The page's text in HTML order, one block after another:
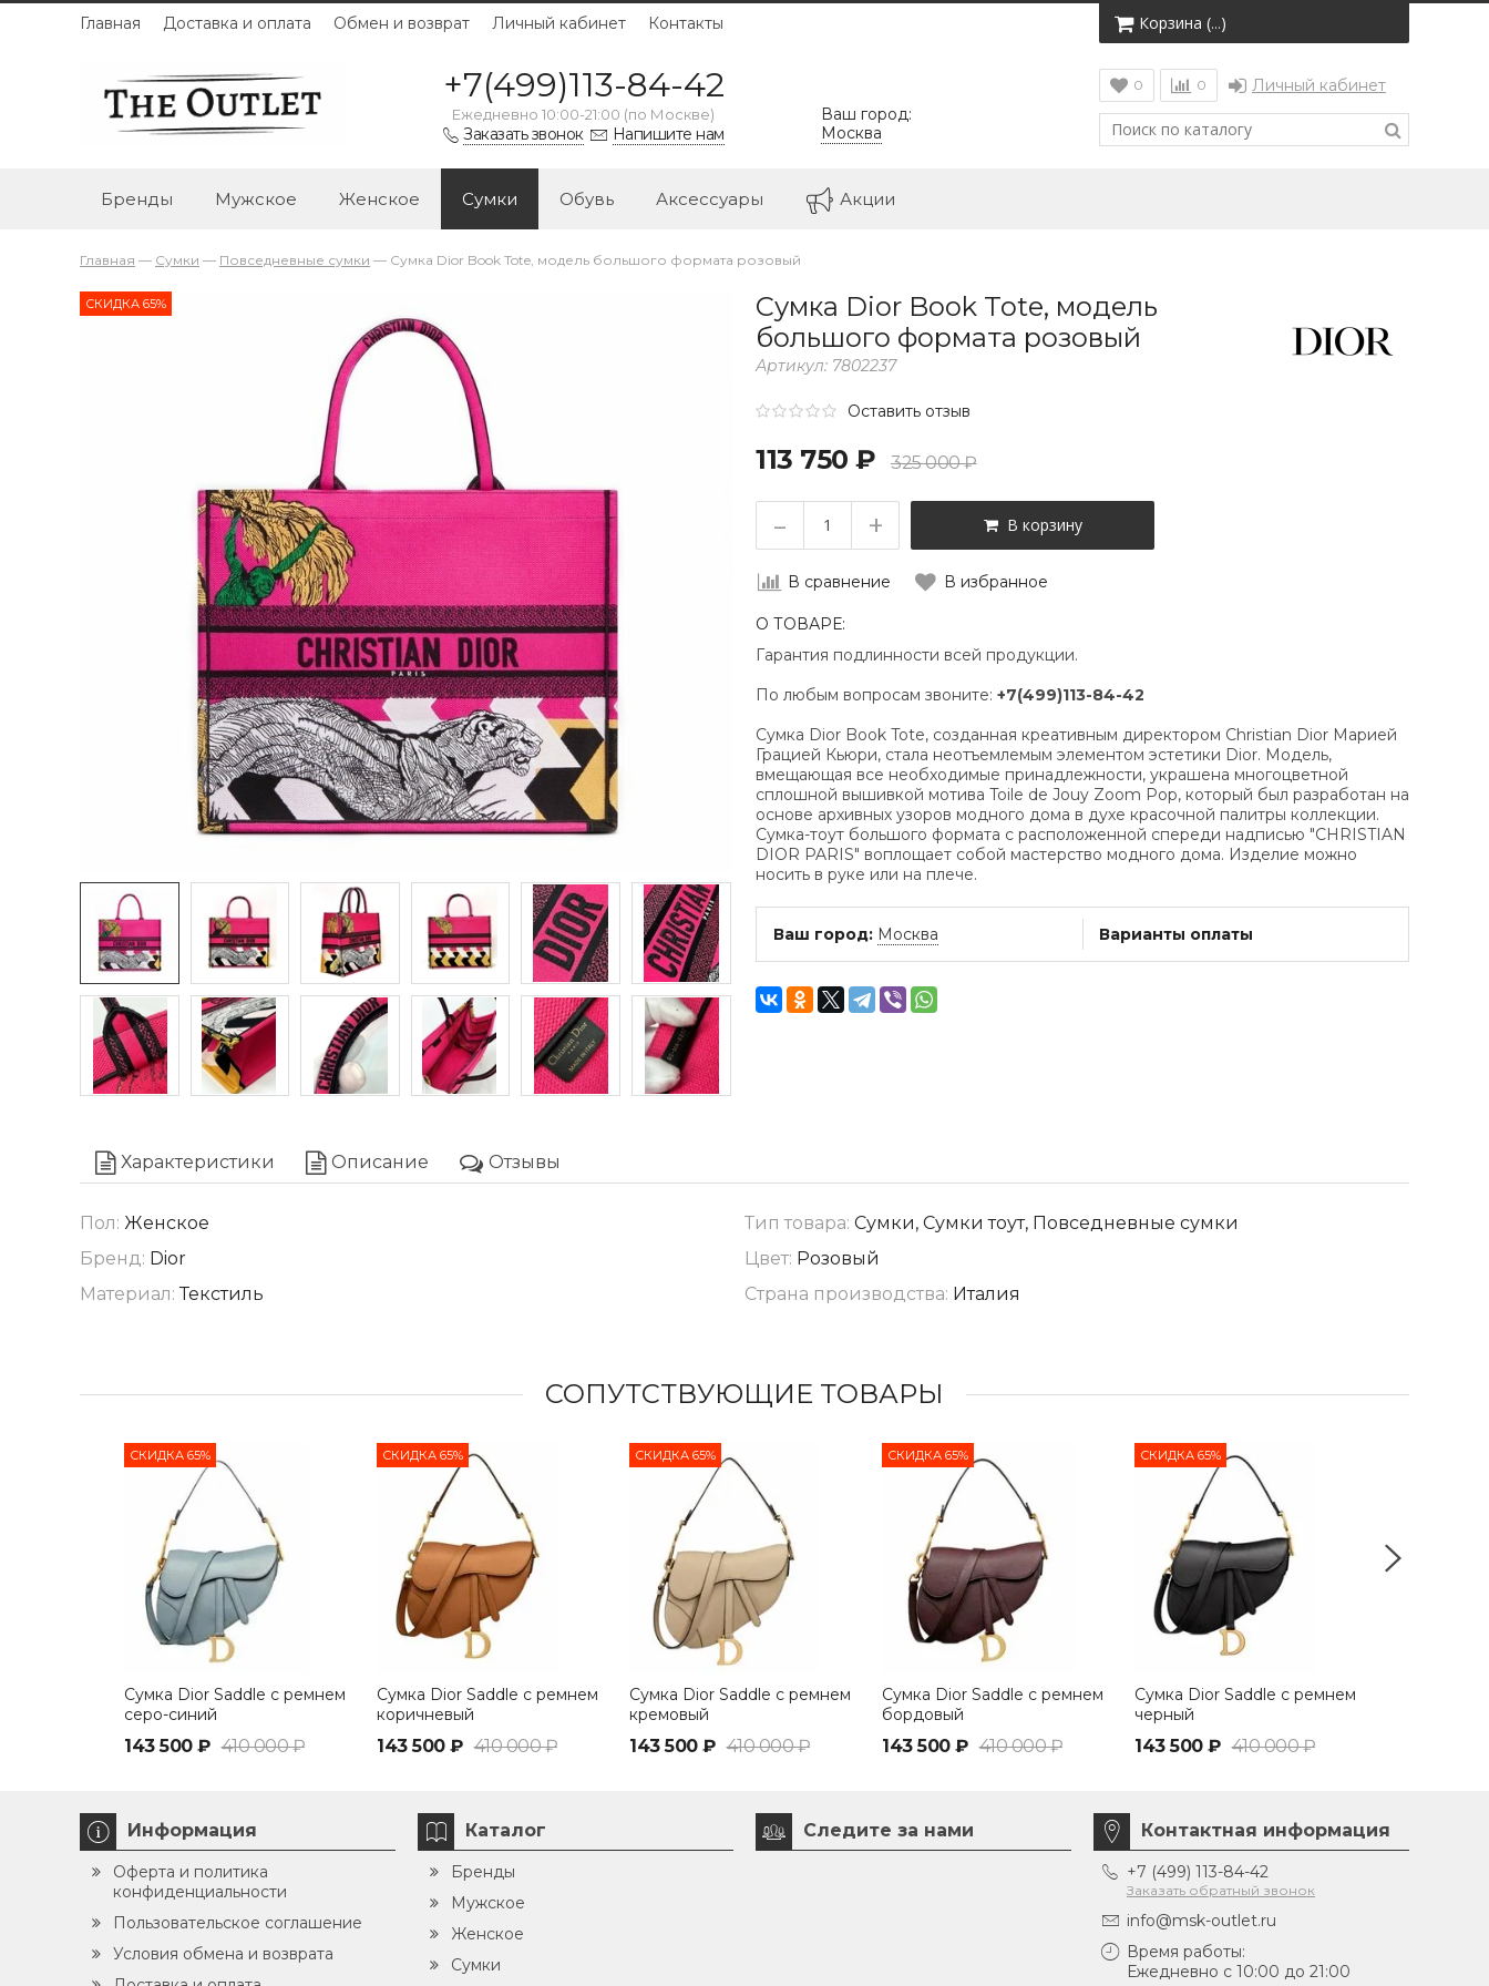
Главная Доставка и оплата Обмен и возврат Личный кабинет Контакты Корзина (…)
+7(499)113-84-42
Ежедневно 10:00-21:00 (по Москве)
Заказать звонок Напишите нам
Ваш город:
Москва
0 0 Личный кабинет
Бренды Мужское Женское Сумки Обувь Аксессуары Акции
Главная — Сумки — Повседневные сумки — Сумка Dior Book Tote, модель большого формата розовый
СКИДКА 65%
Сумка Dior Book Tote, модель
большого формата розовый
Артикул: 7802237
Оставить отзыв
113 750 ₽ 325 000 ₽
– + В корзину
В сравнение В избранное
О ТОВАРЕ:
Гарантия подлинности всей продукции.
По любым вопросам звоните: +7(499)113-84-42
Сумка Dior Book Tote, созданная креативным директором Christian Dior Марией
Грацией Кьюри, стала неотъемлемым элементом эстетики Dior. Модель,
вмещающая все необходимые принадлежности, украшена многоцветной
сплошной вышивкой мотива Toile de Jouy Zoom Pop, который был разработан на
основе архивных узоров модного дома в духе красочной палитры коллекции.
Сумка-тоут большого формата с расположенной спереди надписью "CHRISTIAN
DIOR PARIS" воплощает собой мастерство модного дома. Изделие можно
носить в руке или на плече.
Ваш город: Москва Варианты оплаты
Характеристики Описание Отзывы
Пол: Женское Тип товара: Сумки, Сумки тоут, Повседневные сумки
Бренд: Dior Цвет: Розовый
Материал: Текстиль Страна производства: Италия
СОПУТСТВУЮЩИЕ ТОВАРЫ
СКИДКА 65%
Сумка Dior Saddle с ремнем
серо-синий
143 500 ₽ 410 000 ₽
СКИДКА 65%
Сумка Dior Saddle с ремнем
коричневый
143 500 ₽ 410 000 ₽
СКИДКА 65%
Сумка Dior Saddle с ремнем
кремовый
143 500 ₽ 410 000 ₽
СКИДКА 65%
Сумка Dior Saddle с ремнем
бордовый
143 500 ₽ 410 000 ₽
СКИДКА 65%
Сумка Dior Saddle с ремнем
черный
143 500 ₽ 410 000 ₽
Информация
Оферта и политика
конфиденциальности
Пользовательское соглашение
Условия обмена и возврата
Каталог
Бренды
Мужское
Женское
Сумки
Следите за нами Контактная информация
+7 (499) 113-84-42
Заказать обратный звонок
info@msk-outlet.ru
Время работы:
Ежедневно с 10:00 до 21:00